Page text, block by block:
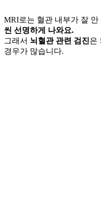
MRI로는 혈관 내부가 잘 안
씬 선명하게 나와요.
그래서 뇌혈관 관련 검진은
경우가 많습니다.